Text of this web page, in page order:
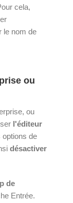
cela,
le nom de
ou
ou
l'éditeur
options de
désactiver
de
Entrée.